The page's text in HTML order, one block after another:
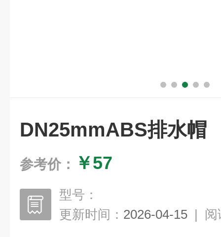
DN25mmABS排水帽
参考价： ￥57
型号：
更新时间： 2026-04-15 | 阅